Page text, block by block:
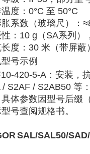
度 ‌：‌ 0°C 至 50°C
系数（玻璃尺）
‌：‌
‌：‌ 10 g （SA系列）
度 ‌：‌ 30 米 （带屏蔽
号示例
420-5-A ：安装，
/ S2AF / S2AB50 等
体参数因型号后缀
号查阅规格书。
SAL/SAL50/